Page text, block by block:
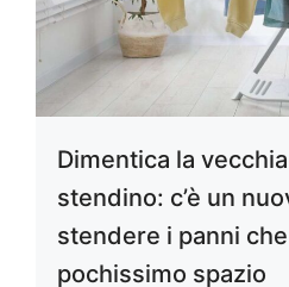
Dimentica la
stendino: c’è un
stendere i panni
pochissimo spazio